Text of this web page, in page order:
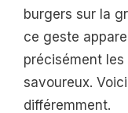
burgers sur la
ce geste
précisément
savoureux.
différemment.